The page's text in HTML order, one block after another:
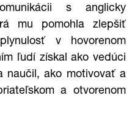
s anglicky
mu pomohla zlepšiť
v hovorenom
ľudí získal ako vedúci
naučil, ako motivovať a
a otvorenom